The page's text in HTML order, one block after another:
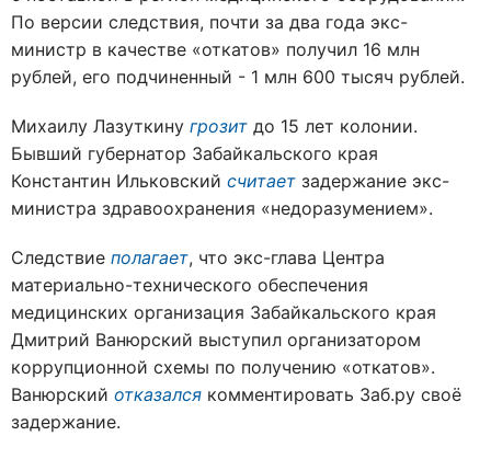
По версии следствия, почти за два года экс-
министр в качестве «откатов» получил 16 млн
рублей, его подчиненный - 1 млн 600 тысяч рублей.
Михаилу Лазуткину грозит до 15 лет колонии.
Бывший губернатор Забайкальского края
Константин Ильковский считает задержание экс-
министра здравоохранения «недоразумением».
Следствие полагает, что экс-глава Центра
материально-технического обеспечения
медицинских организация Забайкальского края
Дмитрий Ванюрский выступил организатором
коррупционной схемы по получению «откатов».
Ванюрский отказался комментировать Заб.ру своё
задержание.